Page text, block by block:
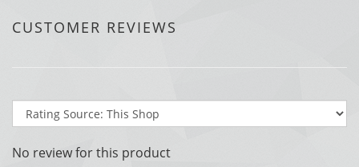
CUSTOMER REVIEWS
No review for this product